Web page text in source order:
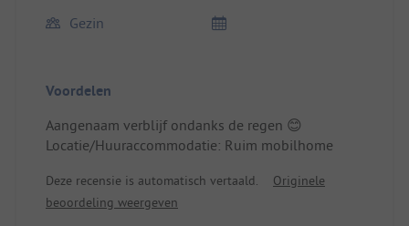
Gezin
Voordelen
Aangenaam verblijf ondanks de regen 😊
Locatie/Huuraccommodatie: Ruim mobilhome
Deze recensie is automatisch vertaald.
Originele
beoordeling weergeven